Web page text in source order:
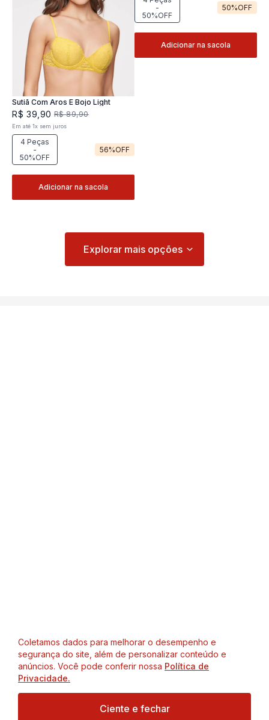
Coletamos dados para melhorar o desempenho e
segurança do site, além de personalizar conteúdo e
anúncios. Você pode conferir nossa Política de
Privacidade.
Ciente e fechar
Sutiã Com Aros E Bojo Light
R$ 39 90 R$ 89,90
Em até1x sem juros
4 Peças
-
50%OFF
56%OFF
Adicionar na sacola
-
50%OFF
50%OFF
Adicionar na sacola